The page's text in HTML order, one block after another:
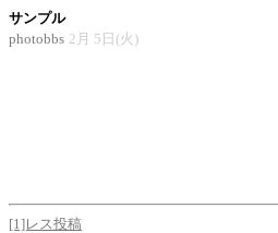
サンプル
photobbs 2月 5日(火)
[1]レス投稿